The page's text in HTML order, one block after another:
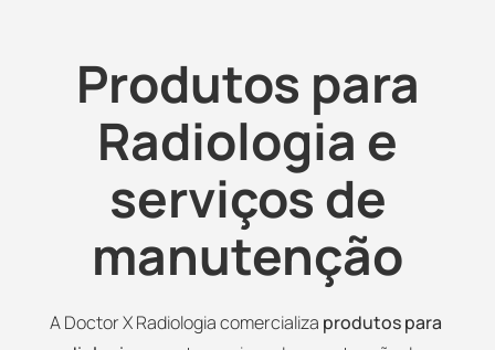
Produtos para
Radiologia e
serviços de
manutenção
A Doctor X Radiologia comercializa produtos para